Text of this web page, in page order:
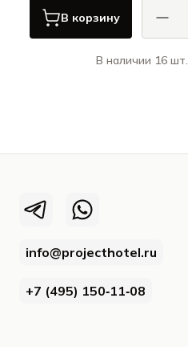
В корзину
В наличии 16 шт.
info@projecthotel.ru
+7 (495) 150‑11‑08